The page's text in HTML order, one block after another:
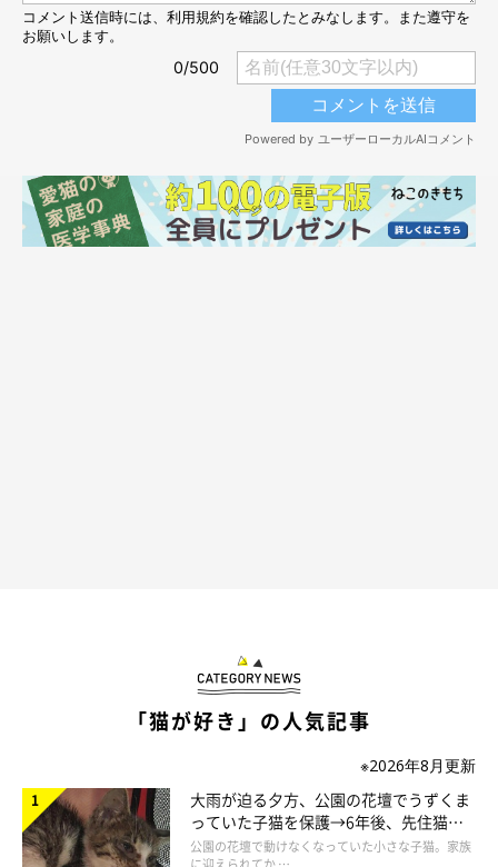
「猫が好き」の人気記事
※2026年8月更新
大雨が迫る夕方、公園の花壇でうずくま
っていた子猫を保護→6年後、先住猫
と“姉妹”のような関係に
公園の花壇で動けなくなっていた小さな子猫。家族